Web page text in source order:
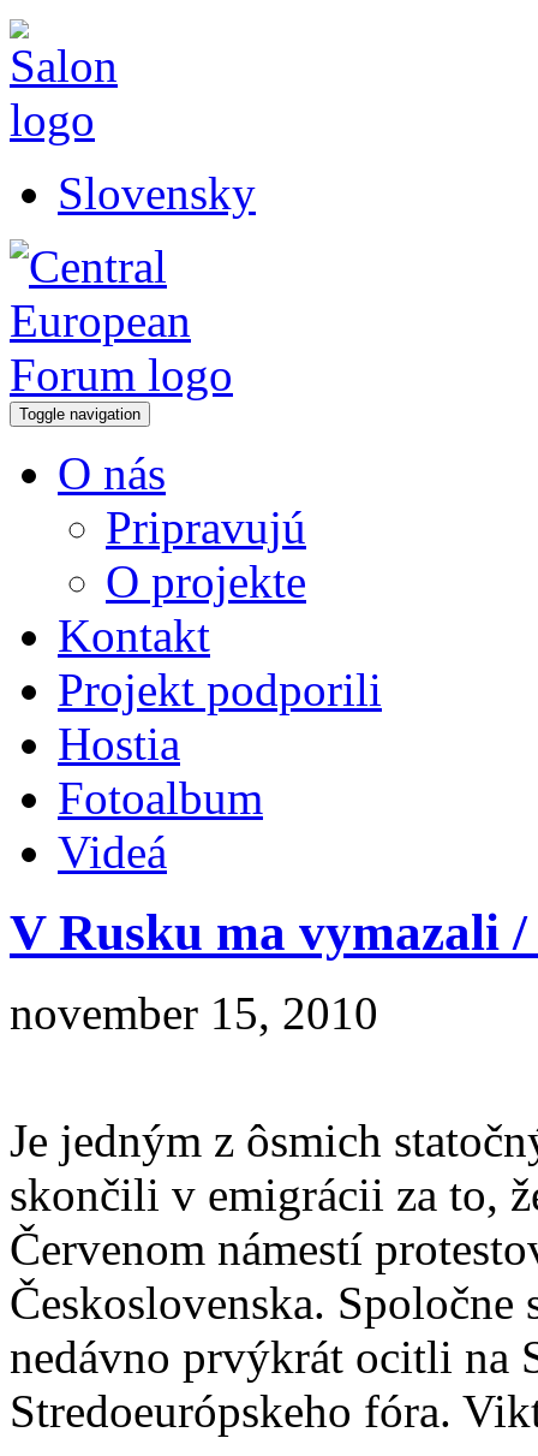
Slovensky
Toggle navigation
O nás
Pripravujú
O projekte
Kontakt
Projekt podporili
Hostia
Fotoalbum
Videá
V Rusku ma vymazali
november 15, 2010
Je jedným z ôsmich
skončili v emigrácii za to,
Červenom námestí
Československa.
nedávno prvýkrát ocitli na
Stredoeurópskeho fóra.